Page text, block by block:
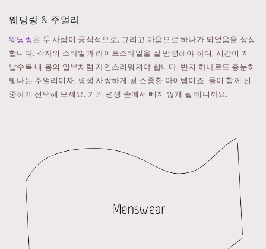
웨딩링 & 주얼리
웨딩링 은 두 사람이 공식적으로, 그리고 마음으로 하나가 되었음을 상징
합니다. 각자의 스타일과 라이프스타일을 잘 반영해야 하며, 시간이 지
날수록 내 몸의 일부처럼 자연스러워져야 합니다. 반지 하나로도 충분히
빛나는 주얼리이자, 평생 사랑하게 될 소중한 아이템이죠. 둘이 함께 신
중하게 선택해 보세요. 거의 평생 손에서 빼지 않게 될 테니까요.